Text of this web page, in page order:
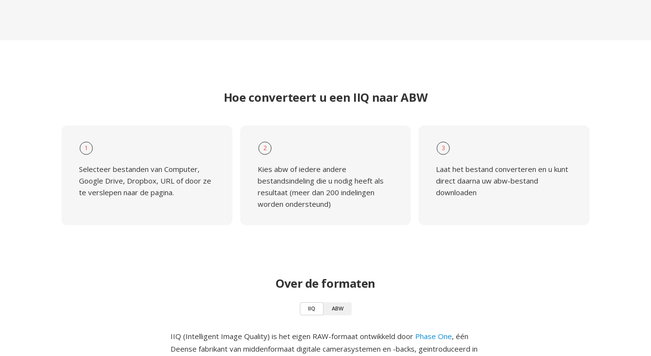
Hoe converteert u een IIQ naar ABW
1
Selecteer bestanden van Computer,
Google Drive, Dropbox, URL of door ze
te verslepen naar de pagina.
2
Kies abw of iedere andere
bestandsindeling die u nodig heeft als
resultaat (meer dan 200 indelingen
worden ondersteund)
3
Laat het bestand converteren en u kunt
direct daarna uw abw-bestand
downloaden
Over de formaten
IIQ ABW
IIQ (Intelligent Image Quality) is het eigen RAW-formaat ontwikkeld door Phase One, één
Deense fabrikant van middenformaat digitale camerasystemen en -backs, geintroduceerd in